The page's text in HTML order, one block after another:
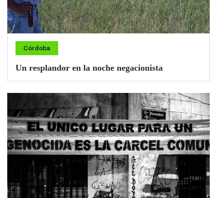
Córdoba
Un resplandor en la noche negacionista